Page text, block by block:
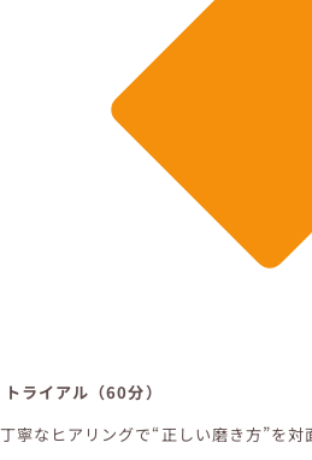
トライアル（60分）
丁寧なヒアリングで“正しい磨き方”を対